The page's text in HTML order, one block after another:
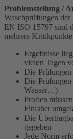
Problemstellung /
Waschprüfungen
EN ISO 15797 sind
mehrere
Ergebnisse
vielen Tagen
Die
Die
Wasser…)
Proben
Finisher
Die
gegeben
Jede Norm